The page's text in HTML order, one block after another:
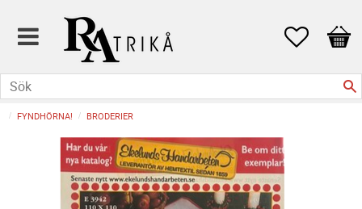
Favoriter
FYNDHÖRNA! BRODERIER